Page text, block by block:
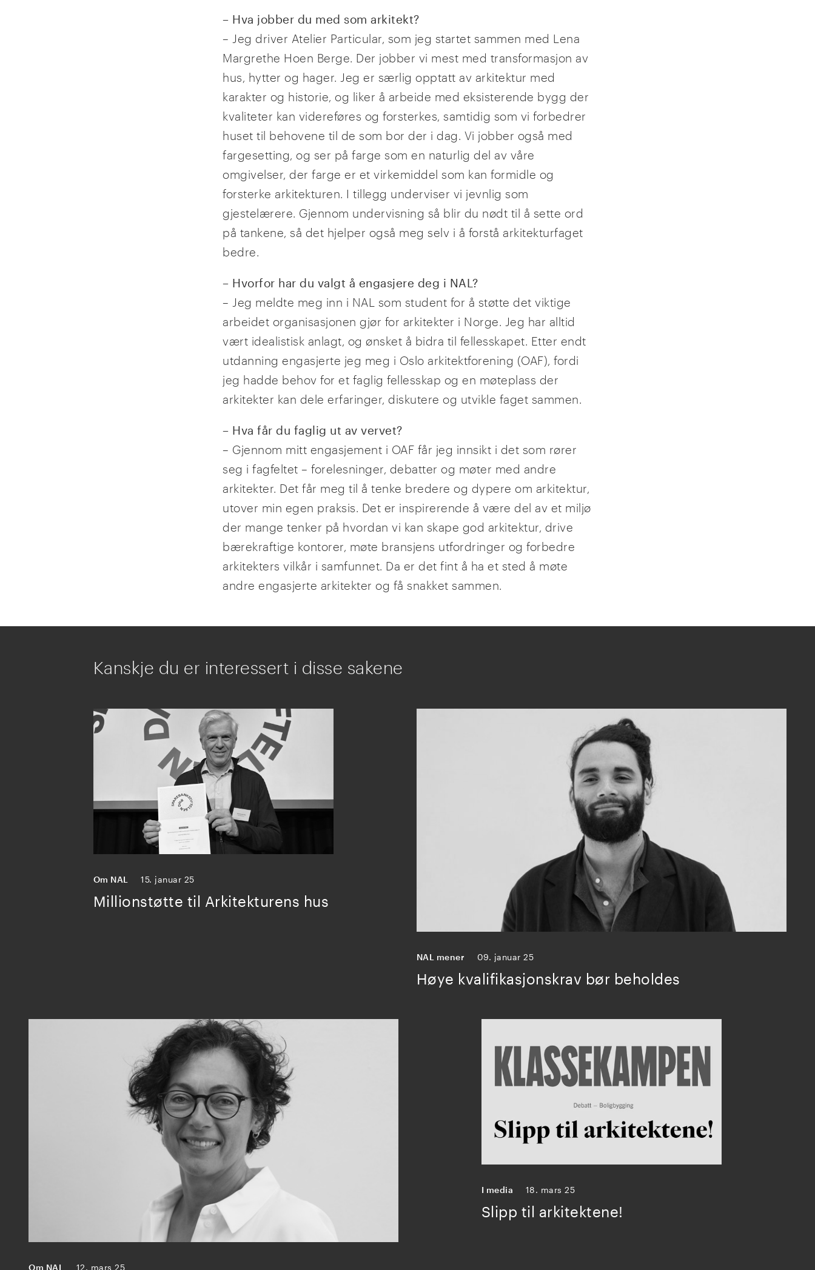
– Hva jobber du med som arkitekt?
– Jeg driver Atelier Particular, som jeg startet sammen med Lena
Margrethe Hoen Berge. Der jobber vi mest med transformasjon av
hus, hytter og hager. Jeg er særlig opptatt av arkitektur med
karakter og historie, og liker å arbeide med eksisterende bygg der
kvaliteter kan videreføres og forsterkes, samtidig som vi forbedrer
huset til behovene til de som bor der i dag. Vi jobber også med
fargesetting, og ser på farge som en naturlig del av våre
omgivelser, der farge er et virkemiddel som kan formidle og
forsterke arkitekturen. I tillegg underviser vi jevnlig som
gjestelærere. Gjennom undervisning så blir du nødt til å sette ord
på tankene, så det hjelper også meg selv i å forstå arkitekturfaget
bedre.
– Hvorfor har du valgt å engasjere deg i NAL?
– Jeg meldte meg inn i NAL som student for å støtte det viktige
arbeidet organisasjonen gjør for arkitekter i Norge. Jeg har alltid
vært idealistisk anlagt, og ønsket å bidra til fellesskapet. Etter endt
utdanning engasjerte jeg meg i Oslo arkitektforening (OAF), fordi
jeg hadde behov for et faglig fellesskap og en møteplass der
arkitekter kan dele erfaringer, diskutere og utvikle faget sammen.
– Hva får du faglig ut av vervet?
– Gjennom mitt engasjement i OAF får jeg innsikt i det som rører
seg i fagfeltet – forelesninger, debatter og møter med andre
arkitekter. Det får meg til å tenke bredere og dypere om arkitektur,
utover min egen praksis. Det er inspirerende å være del av et miljø
der mange tenker på hvordan vi kan skape god arkitektur, drive
bærekraftige kontorer, møte bransjens utfordringer og forbedre
arkitekters vilkår i samfunnet. Da er det fint å ha et sted å møte
andre engasjerte arkitekter og få snakket sammen.
Kanskje du er interessert i disse sakene
Om NAL 15. januar 25
Millionstøtte til Arkitekturens hus
NAL mener 09. januar 25
Høye kvalifikasjonskrav bør beholdes
Om NAL 12. mars 25
I media 18. mars 25
Slipp til arkitektene!